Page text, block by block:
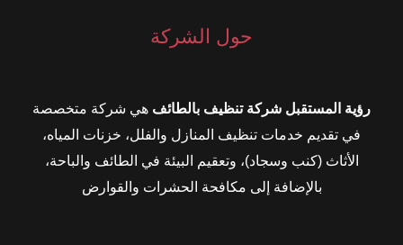
حول الشركة
رؤية المستقبل شركة تنظيف بالطائف هي شركة متخصصة
في تقديم خدمات تنظيف المنازل والفلل، خزنات المياه،
الأثاث (كنب وسجاد)، وتعقيم البيئة في الطائف والباحة،
بالإضافة إلى مكافحة الحشرات والقوارض